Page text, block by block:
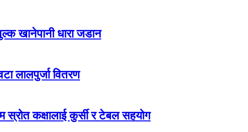
खानेपानी धारा जडान
लालपुर्जा वितरण
कक्षालाई कुर्सी र टेबल सहयोग